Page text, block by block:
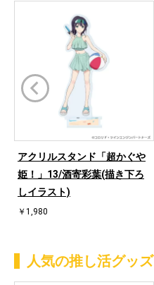
アクリルスタンド「超かぐや
姫！」13/酒寄彩葉(描き下ろ
しイラスト)
￥1,980
人気の推し活グッズ